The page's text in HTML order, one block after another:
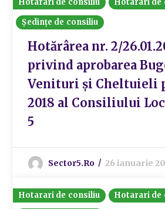
Ședințe de consiliu
Hotărârea nr. 2/
privind aprobarea
Venituri și Cheltuieli
2018 al Consiliului
5
Sector5.ro 26 ianuarie
Hotarari de consiliu
Hotarari de